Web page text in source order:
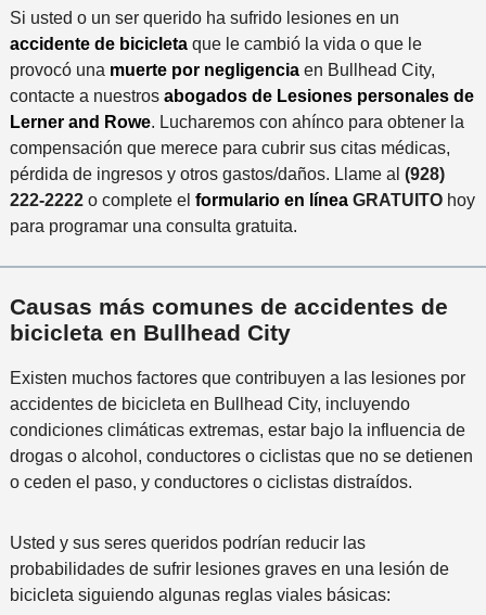
P
r
e
f
e
r
i
d
o
d
e
n
t
e
c
e
r
c
a
n
a
a
l
c
e
n
t
e
*
s
*
Si usted o un ser querido ha sufrido lesiones en un
accidente de bicicletaque le cambió la vida o que le
provocó una muerte por negligenciaen Bullhead City,
contacte a nuestros abogados de Lesiones personales de
Lerner and Rowe. Lucharemos con ahínco para obtener la
compensación que merece para cubrir sus citas médicas,
pérdida de ingresos y otros gastos/daños. Llame al (928)
222-2222o complete el formulario en líneaGRATUITOhoy
para programar una consulta gratuita.
Causas más comunes de accidentes de
bicicleta en Bullhead City
Existen muchos factores que contribuyen a las lesiones por
accidentes de bicicleta en Bullhead City, incluyendo
condiciones climáticas extremas, estar bajo la influencia de
drogas o alcohol, conductores o ciclistas que no se detienen
o ceden el paso, y conductores o ciclistas distraídos.
Usted y sus seres queridos podrían reducir las
probabilidades de sufrir lesiones graves en una lesión de
bicicleta siguiendo algunas reglas viales básicas: